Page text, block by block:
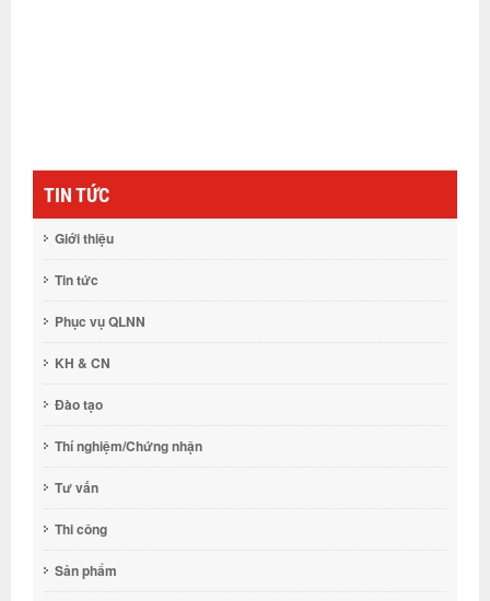
TIN TỨC
Giới thiệu
Tin tức
Phục vụ QLNN
KH & CN
Đào tạo
Thí nghiệm/Chứng nhận
Tư vấn
Thi công
Sản phẩm